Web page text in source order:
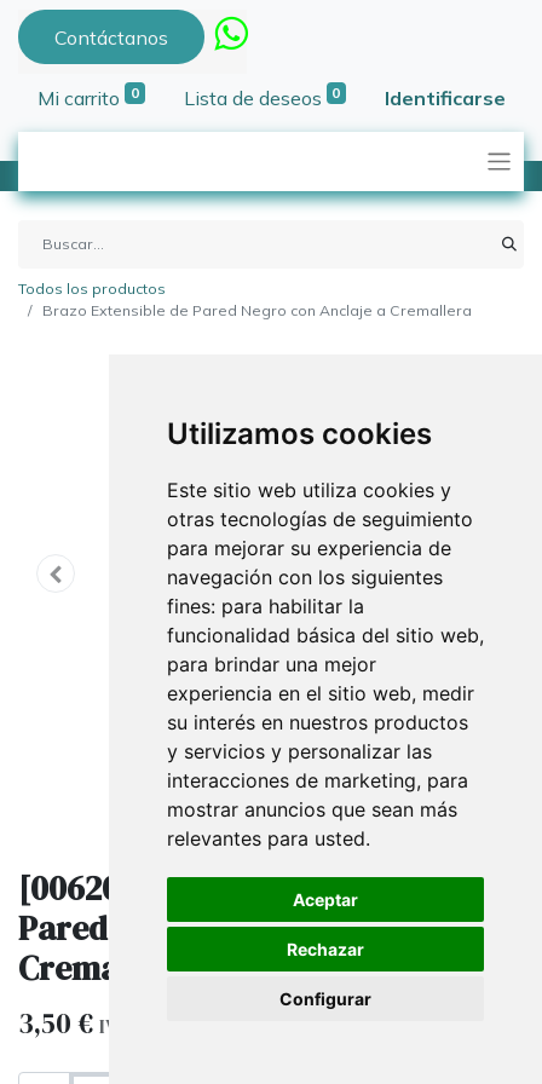
Utilizamos cookies
Este sitio web utiliza cookies y
otras tecnologías de seguimiento
para mejorar su experiencia de
navegación con los siguientes
fines: para habilitar la
funcionalidad básica del sitio web,
para brindar una mejor
experiencia en el sitio web, medir
su interés en nuestros productos
y servicios y personalizar las
interacciones de marketing, para
mostrar anuncios que sean más
relevantes para usted.
Aceptar
Rechazar
Configurar
Contáctanos
Mi carrito 0 Lista de deseos 0 Identificarse
Todos los productos
Brazo Extensible de Pared Negro con Anclaje a Cremallera
[006204] Brazo Extensible de
Pared Negro con Anclaje a
Cremallera
3,50€ IVA excluido